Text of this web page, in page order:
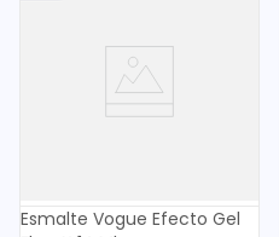
Esmalte Vogue Efecto Gel